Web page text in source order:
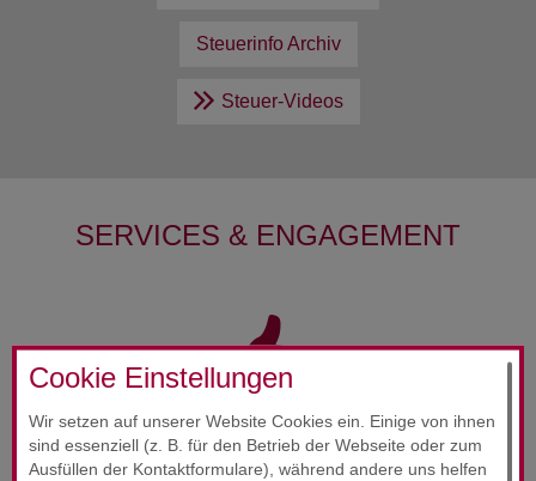
Cookie Einstellungen
Wir setzen auf unserer Website Cookies ein. Einige von ihnen
sind essenziell (z. B. für den Betrieb der Webseite oder zum
Ausfüllen der Kontaktformulare), während andere uns helfen
Steuerinfo Archiv
Steuer-Videos
SERVICES & ENGAGEMENT
RUND­UM-SORG­LOS-PAKET
24-Stunden-Service